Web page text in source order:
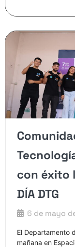
con éxito
DÍA DTG
6 de mayo
El Departamento
mañana en